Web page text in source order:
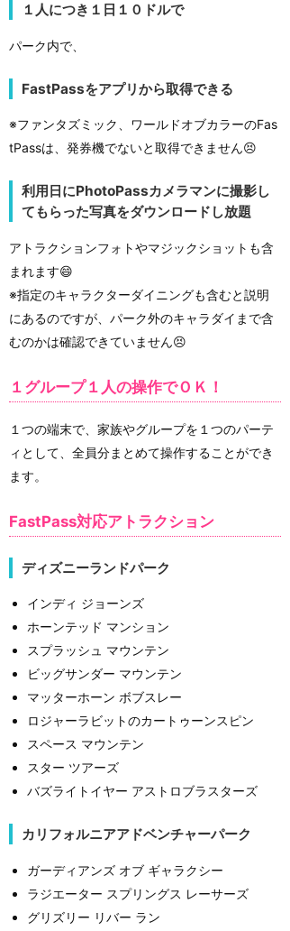
１人につき１日１０ドルで
パーク内で、
FastPassをアプリから取得できる
※ファンタズミック、ワールドオブカラーのFas
tPassは、発券機でないと取得できません😣
利用日にPhotoPassカメラマンに撮影し
てもらった写真をダウンロードし放題
アトラクションフォトやマジックショットも含
まれます😄
※指定のキャラクターダイニングも含むと説明
にあるのですが、パーク外のキャラダイまで含
むのかは確認できていません😣
１グループ１人の操作でＯＫ！
１つの端末で、家族やグループを１つのパーテ
ィとして、全員分まとめて操作することができ
ます。
FastPass対応アトラクション
ディズニーランドパーク
インディ ジョーンズ
ホーンテッド マンション
スプラッシュ マウンテン
ビッグサンダー マウンテン
マッターホーン ボブスレー
ロジャーラビットのカートゥーンスピン
スペース マウンテン
スター ツアーズ
バズライトイヤー アストロブラスターズ
カリフォルニアアドベンチャーパーク
ガーディアンズ オブ ギャラクシー
ラジエーター スプリングス レーサーズ
グリズリー リバー ラン